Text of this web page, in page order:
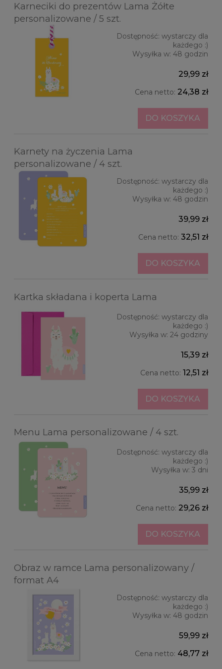
Karneciki do prezentów Lama Żółte
personalizowane / 5 szt.
Dostępność: wystarczy dla
każdego :)
Wysyłka w: 48 godzin
29,99 zł
Cena netto: 24,38 zł
DO KOSZYKA
Karnety na życzenia Lama
personalizowane / 4 szt.
Dostępność: wystarczy dla
każdego :)
Wysyłka w: 48 godzin
39,99 zł
Cena netto: 32,51 zł
DO KOSZYKA
Kartka składana i koperta Lama
Dostępność: wystarczy dla
każdego :)
Wysyłka w: 24 godziny
15,39 zł
Cena netto: 12,51 zł
DO KOSZYKA
Menu Lama personalizowane / 4 szt.
Dostępność: wystarczy dla
każdego :)
Wysyłka w: 3 dni
35,99 zł
Cena netto: 29,26 zł
DO KOSZYKA
Obraz w ramce Lama personalizowany /
format A4
Dostępność: wystarczy dla
każdego :)
Wysyłka w: 48 godzin
59,99 zł
Cena netto: 48,77 zł